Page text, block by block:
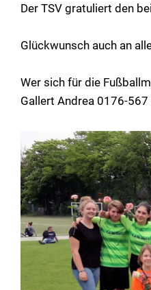
Der TSV gratuliert den
Glückwunsch auch an
Wer sich für die
Gallert Andrea 0176-